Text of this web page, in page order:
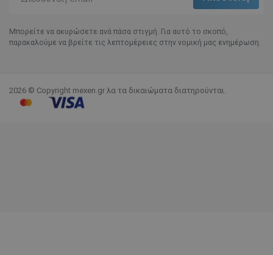
Μπορείτε να ακυρώσετε ανά πάσα στιγμή. Για αυτό το σκοπό,
παρακαλούμε να βρείτε τις λεπτομέρειες στην νομική μας ενημέρωση.
2026 © Copyright mexen.gr λα τα δικαιώματα διατηρούνται.